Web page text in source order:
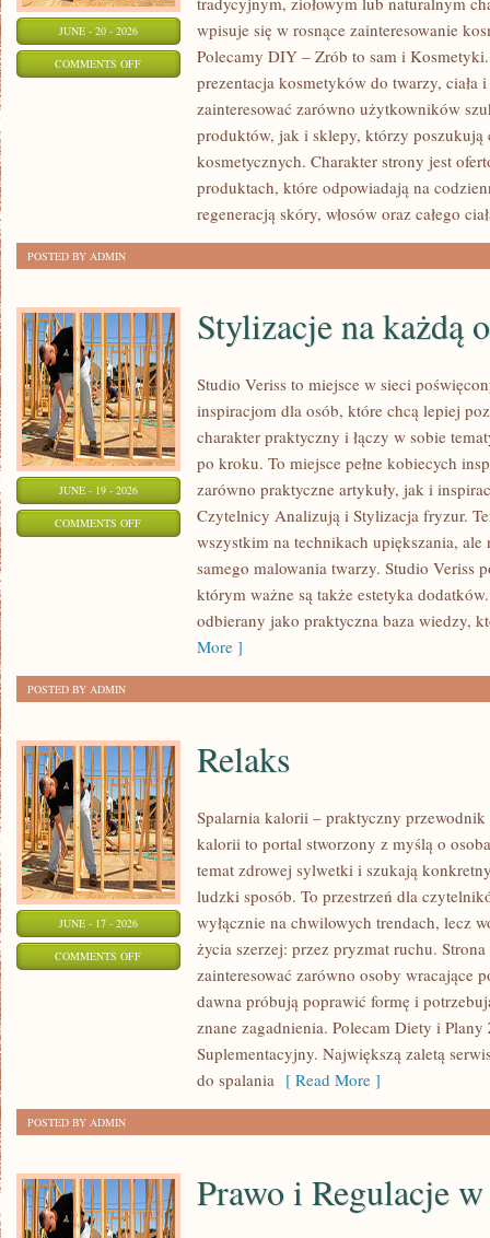
JUNE - 20 - 2026
COMMENTS OFFON
wpisuje się w rosnące zainteresowanie
Polecamy DIY – Zrób to sam i
prezentacja kosmetyków do twarzy, ciała
zainteresować zarówno użytkowników
produktów, jak i sklepy, którzy poszukują
kosmetycznych. Charakter strony jest
produktach, które odpowiadają na
regeneracją skóry, włosów oraz całego
POSTED BY ADMIN
JUNE - 19 - 2026
COMMENTS OFFON
STYLIZACJE
Stylizacje na każdą
Studio Veriss to miejsce w sieci
inspiracjom dla osób, które chcą lepiej
charakter praktyczny i łączy w sobie
po kroku. To miejsce pełne kobiecych
zarówno praktyczne artykuły, jak i
Czytelnicy Analizują i Stylizacja fryzur.
wszystkim na technikach upiększania, ale
samego malowania twarzy. Studio Veriss
którym ważne są także estetyka
odbierany jako praktyczna baza wiedzy,
More ]
POSTED BY ADMIN
JUNE - 17 - 2026
COMMENTS OFFON
Relaks
Spalarnia kalorii – praktyczny
kalorii to portal stworzony z myślą o
temat zdrowej sylwetki i szukają
ludzki sposób. To przestrzeń dla
wyłącznie na chwilowych trendach, lecz
życia szerzej: przez pryzmat ruchu.
zainteresować zarówno osoby wracające
dawna próbują poprawić formę i
znane zagadnienia. Polecam Diety i
Suplementacyjny. Największą zaletą
do spalania [ Read More ]
POSTED BY ADMIN
Prawo i Regulacje